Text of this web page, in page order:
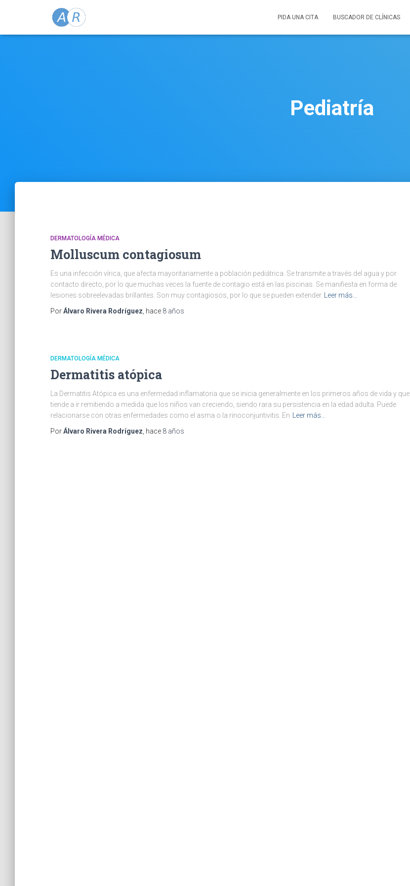
PIDA UNA CITA BUSCADOR DE CLÍNICAS
Pediatría
DERMATOLOGÍA MÉDICA
Molluscum contagiosum
Es una infección vírica, que afecta mayoritariamente a población pediátrica. Se transmite a través del agua y por
contacto directo, por lo que muchas veces la fuente de contagio está en las piscinas. Se manifiesta en forma de
lesiones sobreelevadas brillantes. Son muy contagiosos, por lo que se pueden extender
Leer más…
PorÁlvaro Rivera Rodríguez , hace 8 años
DERMATOLOGÍA MÉDICA
Dermatitis atópica
La Dermatitis Atópica es una enfermedad inflamatoria que se inicia generalmente en los primeros años de vida y que
tiende a ir remitiendo a medida que los niños van creciendo, siendo rara su persistencia en la edad adulta. Puede
relacionarse con otras enfermedades como el asma o la rinoconjuntivitis. En
Leer más…
PorÁlvaro Rivera Rodríguez , hace 8 años